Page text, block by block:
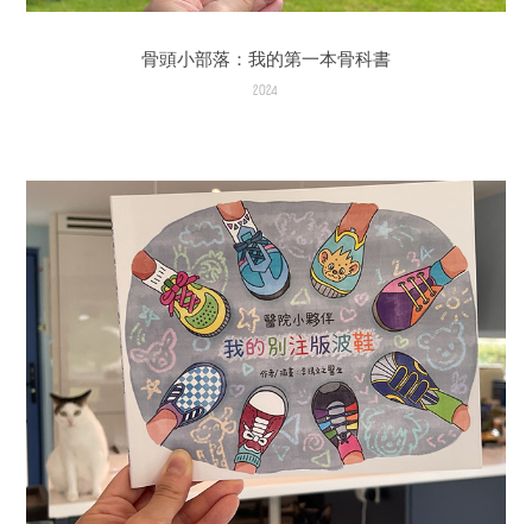
骨頭小部落：我的第一本骨科書
2024